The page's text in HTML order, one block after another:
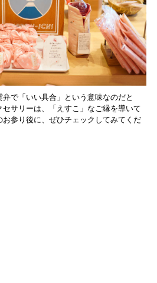
で「いい具合」という意味なのだと
サリーは、「えすこ」なご縁を導いて
お参り後に、ぜひチェックしてみてくだ